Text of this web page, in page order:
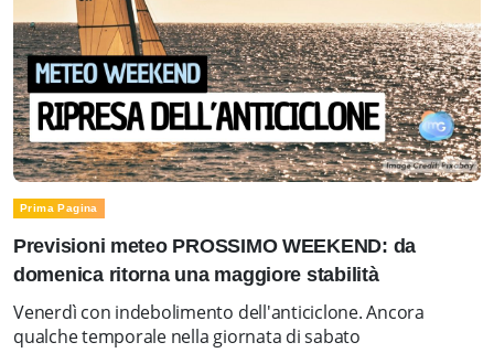
Prima Pagina
Previsioni meteo PROSSIMO WEEKEND: da
domenica ritorna una maggiore stabilità
Venerdì con indebolimento dell'anticiclone. Ancora
qualche temporale nella giornata di sabato